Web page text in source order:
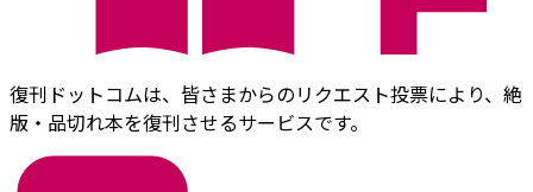
復刊ドットコムは、皆さまからのリクエスト投票により、絶
版・品切れ本を復刊させるサービスです。